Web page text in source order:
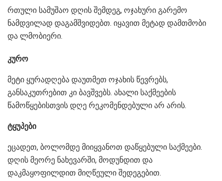
რთული სამუშაო დღის შემდეგ, ოჯახური გარემო
ნამდვილად დაგამშვიდებთ. იყავით მეტად დამთმობი
და ლმობიერი.
კურო
მეტი ყურადღება დაუთმეთ ოჯახის წევრებს,
განსაკუთრებით კი ბავშვებს. ახალი საქმეების
წამოწყებისთვის დღე რეკომენდებული არ არის.
ტყუპები
ეცადეთ, ბოლომდე მიიყვანოთ დაწყებული საქმეები.
დღის მეორე ნახევარში, მოდუნდით და
დაკმაყოფილდით მიღწეული შედეგებით.